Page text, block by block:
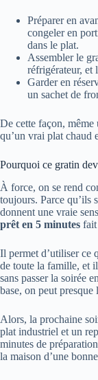
Préparer en
congeler en
dans le plat.
Assembler le
réfrigérateur, et
Garder en
un sachet de
De cette façon, même
qu’un vrai plat chaud
Pourquoi ce gratin
À force, on se rend
toujours. Parce qu’ils
donnent une vraie
prêt en 5 minutes fait
Il permet d’utiliser ce
de toute la famille, et
sans passer la soirée
base, on peut
Alors, la prochaine
plat industriel et un
minutes de
la maison d’une